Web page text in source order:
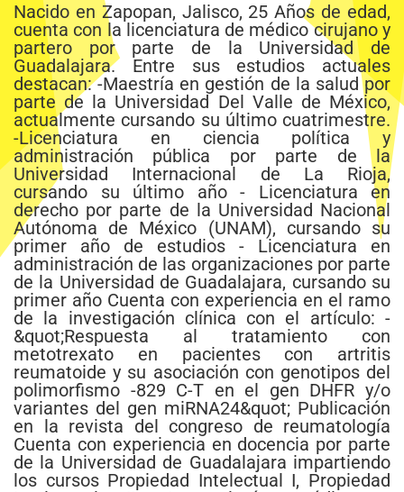
Nacido en Zapopan, Jalisco, 25 Años de edad,
cuenta con la licenciatura de médico cirujano y
partero por parte de la Universidad de
Guadalajara. Entre sus estudios actuales
destacan: -Maestría en gestión de la salud por
parte de la Universidad Del Valle de México,
actualmente cursando su último cuatrimestre.
-Licenciatura en ciencia política y
administración pública por parte de la
Universidad Internacional de La Rioja,
cursando su último año - Licenciatura en
derecho por parte de la Universidad Nacional
Autónoma de México (UNAM), cursando su
primer año de estudios - Licenciatura en
administración de las organizaciones por parte
de la Universidad de Guadalajara, cursando su
primer año Cuenta con experiencia en el ramo
de la investigación clínica con el artículo: -
&quot;Respuesta al tratamiento con
metotrexato en pacientes con artritis
reumatoide y su asociación con genotipos del
polimorfismo -829 C-T en el gen DHFR y/o
variantes del gen miRNA24&quot; Publicación
en la revista del congreso de reumatología
Cuenta con experiencia en docencia por parte
de la Universidad de Guadalajara impartiendo
los cursos Propiedad Intelectual I, Propiedad